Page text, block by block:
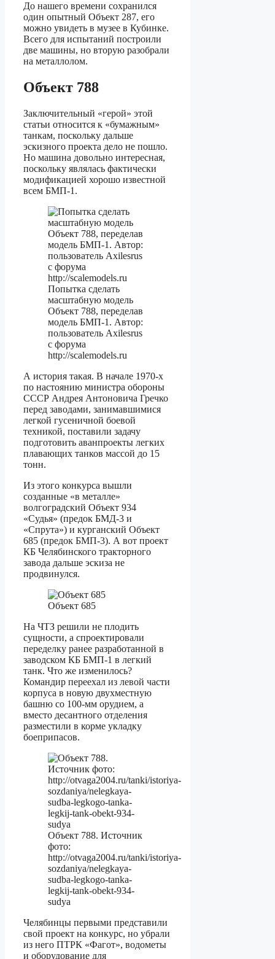
До нашего времени сохранился
один опытный Объект 287, его
можно увидеть в музее в Кубинке.
Всего для испытаний построили
две машины, но вторую разобрали
на металлолом.
Объект 788
Заключительный «герой» этой
статьи относится к «бумажным»
танкам, поскольку дальше
эскизного проекта дело не пошло.
Но машина довольно интересная,
поскольку являлась фактически
модификацией хорошо известной
всем БМП-1.
Попытка сделать
масштабную модель
Объект 788, переделав
модель БМП-1. Автор:
пользователь Axilesrus
с форума
http://scalemodels.ru
А история такая. В начале 1970-х
по настоянию министра обороны
СССР Андрея Антоновича Гречко
перед заводами, занимавшимися
легкой гусеничной боевой
техникой, поставили задачу
подготовить аванпроекты легких
плавающих танков массой до 15
тонн.
Из этого конкурса вышли
созданные «в металле»
волгоградский Объект 934
«Судья» (предок БМД-3 и
«Спрута») и курганский Объект
685 (предок БМП-3). А вот проект
КБ Челябинского тракторного
завода дальше эскиза не
продвинулся.
Объект 685
На ЧТЗ решили не плодить
сущности, а спроектировали
переделку ранее разработанной в
заводском КБ БМП-1 в легкий
танк. Что же изменилось?
Командир переехал из левой части
корпуса в новую двухместную
башню со 100-мм орудием, а
вместо десантного отделения
разместили в корме укладку
боеприпасов.
Объект 788. Источник
фото:
http://otvaga2004.ru/tanki/istoriya-
sozdaniya/nelegkaya-
sudba-legkogo-tanka-
legkij-tank-obekt-934-
sudya
Челябинцы первыми представили
свой проект на конкурс, но убрали
из него ПТРК «Фагот», водометы
и оборудование для